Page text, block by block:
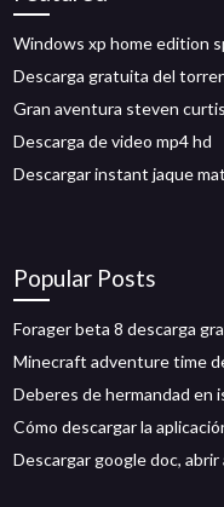
Windows xp home edition
Descarga gratuita del
Gran aventura steven
Descarga de video mp4 hd
Descargar instant jaque
Popular Posts
Forager beta 8 descarga
Minecraft adventure time
Deberes de hermandad en
Cómo descargar la
Descargar google doc,